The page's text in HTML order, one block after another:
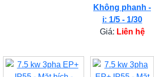
Không phanh -
i: 1/5 - 1/30
Giá: Liên hệ